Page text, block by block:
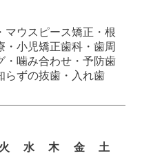
マウスピース矯正・根
・小児矯正歯科・歯周
・噛み合わせ・予防歯
らずの抜歯・入れ歯
火 水 木 金 土